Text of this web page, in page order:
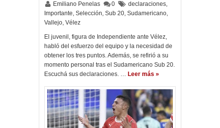
Emiliano Penelas 0 declaraciones,
Importante, Selección, Sub 20, Sudamericano,
Vallejo, Vélez
El juvenil, figura de Independiente ante Vélez,
habló del esfuerzo del equipo y la necesidad de
obtener los tres puntos. Además, se refirió a su
momento personal tras el Sudamericano Sub 20.
Escuchá sus declaraciones. … Leer más »